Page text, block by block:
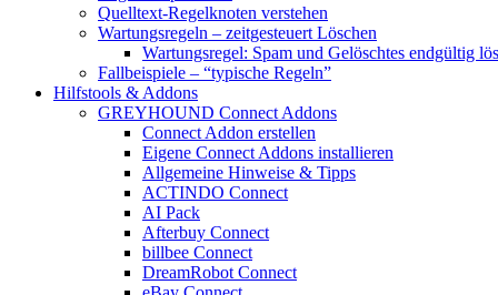
Quelltext-Regelknoten verstehen
Wartungsregeln – zeitgesteuert Löschen
Wartungsregel: Spam und Gelöschtes endgültig
Fallbeispiele – “typische Regeln”
Hilfstools & Addons
GREYHOUND Connect Addons
Connect Addon erstellen
Eigene Connect Addons installieren
Allgemeine Hinweise & Tipps
ACTINDO Connect
AI Pack
Afterbuy Connect
billbee Connect
DreamRobot Connect